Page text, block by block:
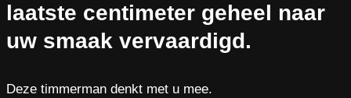
laatste centimeter geheel naar
uw smaak vervaardigd.
Deze timmerman denkt met u mee.